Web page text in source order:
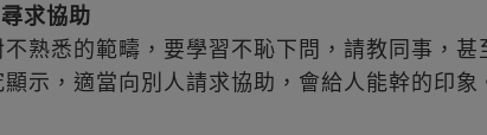
求協助
不熟悉的範疇，要學習不恥下問，請教同事，
示，適當向別人請求協助，會給人能幹的印象